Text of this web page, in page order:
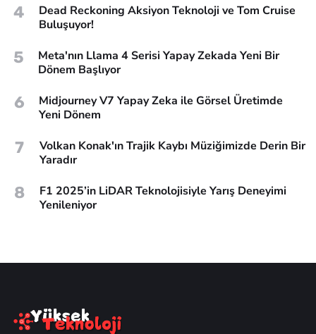
4
Dead Reckoning Aksiyon Teknoloji ve Tom Cruise
Buluşuyor!
5
Meta'nın Llama 4 Serisi Yapay Zekada Yeni Bir
Dönem Başlıyor
6
Midjourney V7 Yapay Zeka ile Görsel Üretimde
Yeni Dönem
7
Volkan Konak'ın Trajik Kaybı Müziğimizde Derin Bir
Yaradır
8
F1 2025’in LiDAR Teknolojisiyle Yarış Deneyimi
Yenileniyor